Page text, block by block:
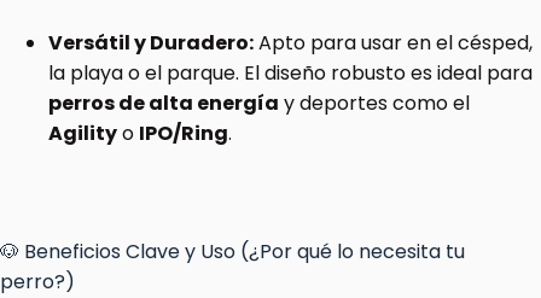
Versátil y Duradero:Apto para usar en el césped,
la playa o el parque. El diseño robusto es ideal para
perros de alta energía y deportes como el
Agilityo IPO/Ring.
🐶 Beneficios Clave y Uso (¿Por qué lo necesita tu
perro?)